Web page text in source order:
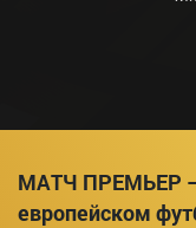
МАТЧ ПРЕМЬЕР —
европейском